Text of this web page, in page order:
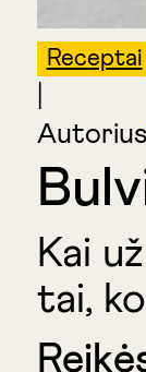
Receptai
Kai
tai,